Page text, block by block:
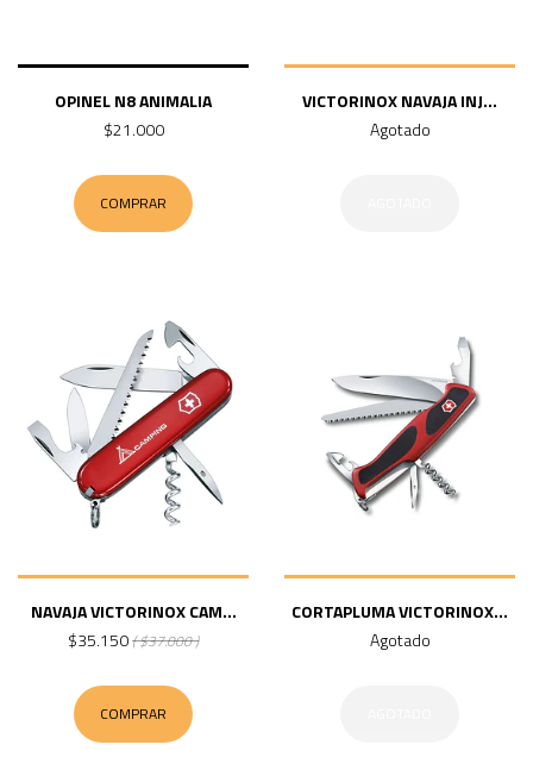
OPINEL N8 ANIMALIA
$21.000
COMPRAR
VICTORINOX NAVAJA INJ...
Agotado
NAVAJA VICTORINOX CAM...
$35.150( $37.000 )
COMPRAR
CORTAPLUMA VICTORINOX...
Agotado